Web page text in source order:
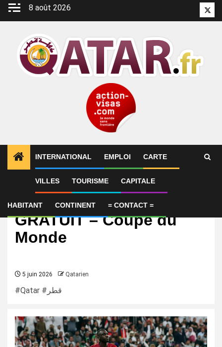
Aller
8 août 2026
INTERNATIONAL EMPLOI CARTE
VILLES TOURISME CAPITALE
HABITANT CONTINENT = CONTACT =
International
Pronostic Qatar Suisse
GRATUIT – Coupe du
Monde
5 juin 2026 Qatarien
#Qatar #قطر